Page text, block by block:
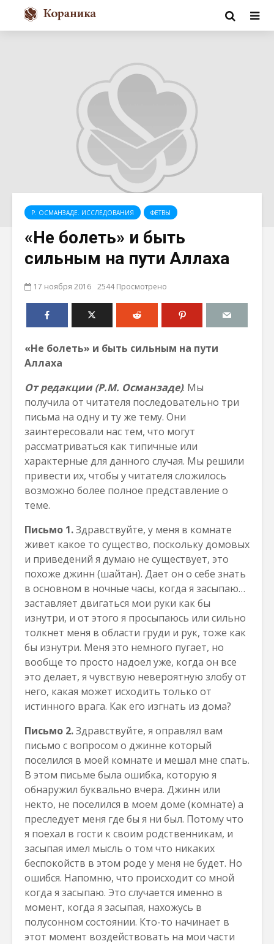
Р. ОСМАНЗАДЕ. ИССЛЕДОВАНИЯ ФЕТВЫ
«Не болеть» и быть
сильным на пути Аллаха
17 ноября 2016 2544 Просмотрено
«Не болеть» и быть сильным на пути
Аллаха
От редакции (Р.М. Османзаде). Мы
получила от читателя последовательно три
письма на одну и ту же тему. Они
заинтересовали нас тем, что могут
рассматриваться как типичные или
характерные для данного случая. Мы решили
привести их, чтобы у читателя сложилось
возможно более полное представление о
теме.
Письмо 1.Здравствуйте, у меня в комнате
живет какое то существо, поскольку домовых
и приведений я думаю не существует, это
похоже джинн (шайтан). Дает он о себе знать
в основном в ночные часы, когда я засыпаю…
заставляет двигаться мои руки как бы
изнутри, и от этого я просыпаюсь или сильно
толкнет меня в области груди и рук, тоже как
бы изнутри. Меня это немного пугает, но
вообще то просто надоел уже, когда он все
это делает, я чувствую невероятную злобу от
него, какая может исходить только от
истинного врага. Как его изгнать из дома?
Письмо 2.Здравствуйте, я оправлял вам
письмо с вопросом о джинне который
поселился в моей комнате и мешал мне спать.
В этом письме была ошибка, которую я
обнаружил буквально вчера. Джинн или
некто, не поселился в моем доме (комнате) а
преследует меня где бы я ни был. Потому что
я поехал в гости к своим родственникам, и
засыпая имел мысль о том что никаких
беспокойств в этом роде у меня не будет. Но
ошибся. Напомню, что происходит со мной
когда я засыпаю. Это случается именно в
момент, когда я засыпая, нахожусь в
полусонном состоянии. Кто-то начинает в
этот момент воздействовать на мои части